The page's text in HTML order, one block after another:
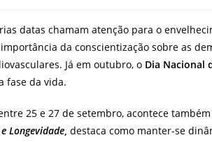
datas chamam atenção para o
da conscientização sobre as
Já em outubro, o Dia Nacional
fase da vida.
25 e 27 de setembro, acontece
Longevidade destaca como manter-se